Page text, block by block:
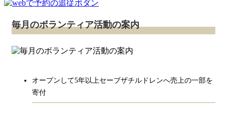
毎月のボランティア活動の案内
オープンして5年以上セーブザチルドレンへ売上の一部を
寄付